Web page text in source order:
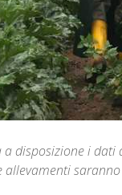
a disposizione i dati
allevamenti